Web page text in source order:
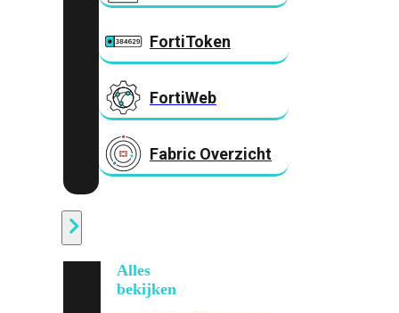
FortiToken
FortiWeb
Fabric Overzicht
Alles
bekijken